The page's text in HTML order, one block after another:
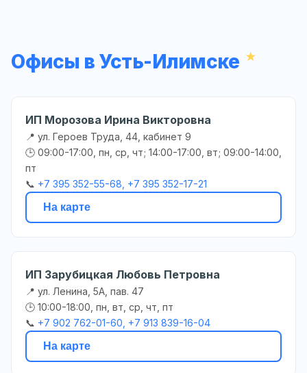
Офисы в Усть-Илимске
ИП Морозова Ирина Викторовна
📍 ул. Героев Труда, 44, кабинет 9
🕒 09:00-17:00, пн, ср, чт; 14:00-17:00, вт; 09:00-14:00,
пт
📞 +7 395 352-55-68, +7 395 352-17-21
На карте
ИП Зарубицкая Любовь Петровна
📍 ул. Ленина, 5А, пав. 47
🕒 10:00-18:00, пн, вт, ср, чт, пт
📞 +7 902 762-01-60, +7 913 839-16-04
На карте